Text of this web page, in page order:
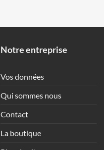
Notre entreprise
Vos données
Qui sommes nous
Contact
La boutique